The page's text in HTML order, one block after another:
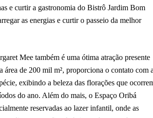
e curtir a gastronomia do Bistrô Jardim Bom
as energias e curtir o passeio da melhor
Mee também é uma ótima atração presente
área de 200 mil m², proporciona o contato com
exibindo a beleza das florações que
do ano. Além do mais, o Espaço Oribá
reservadas ao lazer infantil, onde as